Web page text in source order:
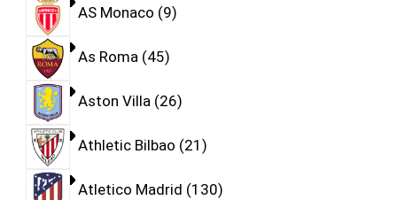
AS Monaco 9
As Roma 45
Aston Villa 26
Athletic Bilbao 21
Atletico Madrid 130